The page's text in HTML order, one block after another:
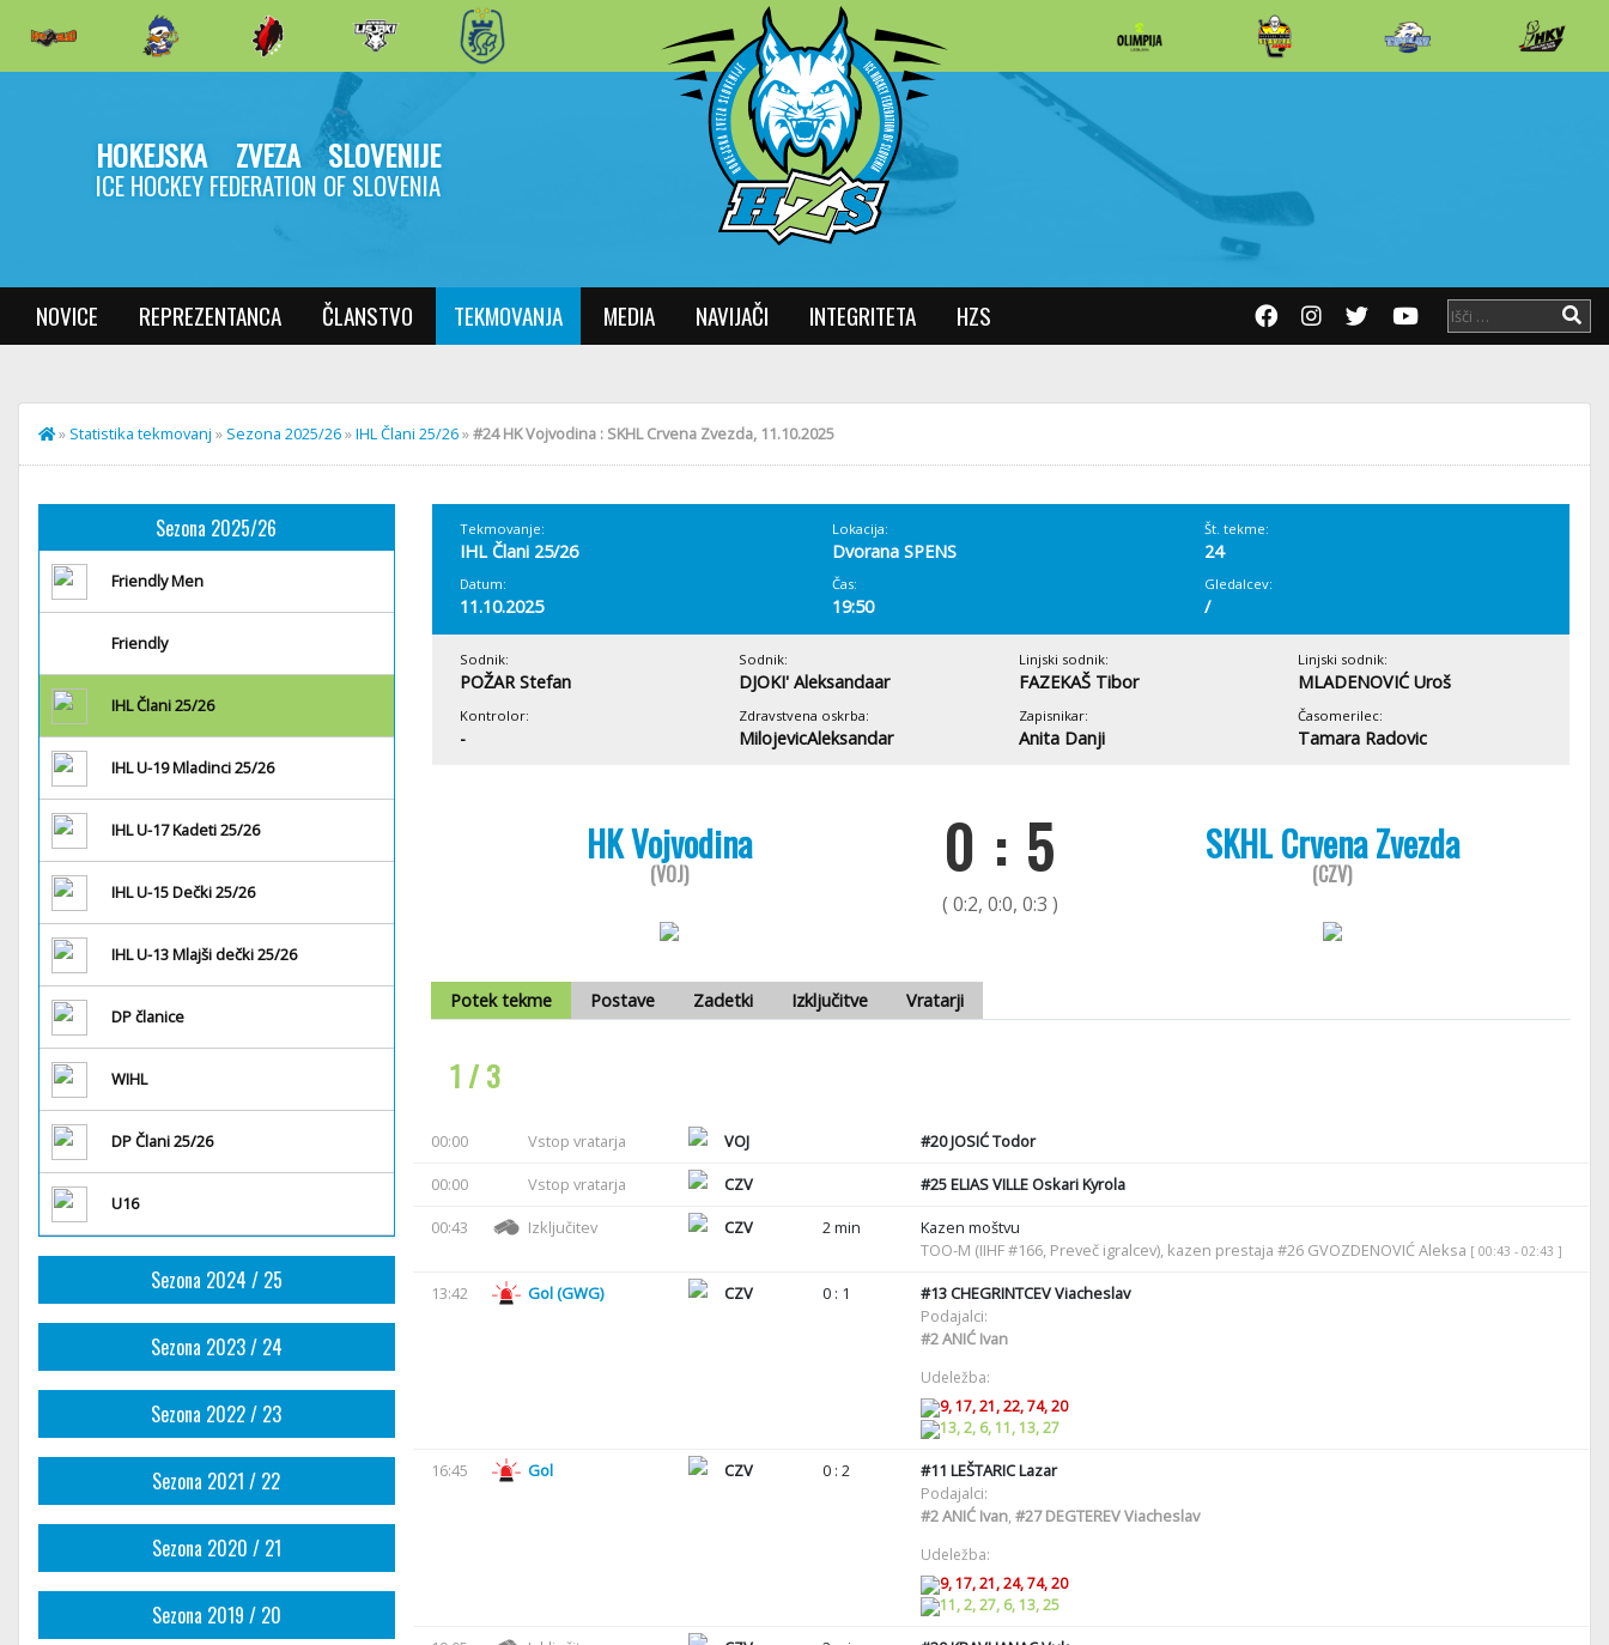
HOKEJSKA ZVEZA SLOVENIJE
ICE HOCKEY FEDERATION OF SLOVENIA
NOVICE REPREZENTANCA ČLANSTVO TEKMOVANJA MEDIA NAVIJAČI INTEGRITETA HZS
» Statistika tekmovanj » Sezona 2025/26»IHL Člani 25/26»#24 HK Vojvodina : SKHL Crvena Zvezda, 11.10.2025
Sezona 2025/26
Friendly Men
Friendly
IHL Člani 25/26
IHL U-19 Mladinci 25/26
IHL U-17 Kadeti 25/26
IHL U-15 Dečki 25/26
IHL U-13 Mlajši dečki 25/26
DP članice
WIHL
DP Člani 25/26
U16
Sezona 2024 / 25
Sezona 2023 / 24
Sezona 2022 / 23
Sezona 2021 / 22
Sezona 2020 / 21
Sezona 2019 / 20
Tekmovanje:
IHL Člani 25/26
Lokacija:
Dvorana SPENS
Št. tekme:
24
Datum:
11.10.2025
Čas:
19:50
Gledalcev:
/
Sodnik:
POŽAR Stefan
Sodnik:
DJOKI' Aleksandaar
Linjski sodnik:
FAZEKAŠ Tibor
Linjski sodnik:
MLADENOVIĆ Uroš
Kontrolor:
-
Zdravstvena oskrba:
MilojevicAleksandar
Zapisnikar:
Anita Danji
Časomerilec:
Tamara Radovic
HK Vojvodina
(VOJ) 0 : 5
( 0:2, 0:0, 0:3 )
SKHL Crvena Zvezda
(CZV)
Potek tekme Postave Zadetki Izključitve Vratarji
1 / 3
00:00 Vstop vratarja VOJ #20JOSIĆ Todor
00:00
Vstop vratarja CZV #25ELIAS VILLE Oskari Kyrola
00:43
Izključitev CZV 2 min
Kazen moštvu
TOO-M (IIHF #166, Preveč igralcev), kazen prestaja #26 GVOZDENOVIĆ Aleksa [ 00:43 - 02:43 ]
13:42 Gol (GWG) CZV 0 : 1 #13CHEGRINTCEV Viacheslav
Podajalci:
#2ANIĆ Ivan
Udeležba:
9, 17, 21, 22, 74, 20
13, 2, 6, 11, 13, 27
16:45 Gol CZV 0 : 2 #11 LEŠTARIC Lazar
Podajalci:
#2ANIĆ Ivan,#27DEGTEREV Viacheslav
Udeležba:
9, 17, 21, 24, 74, 20
11, 2, 27, 6, 13, 25